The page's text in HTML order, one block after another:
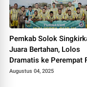
Pemkab Solok
Juara Bertahan, Lolos
Dramatis ke Perempat
Piala Wali Kota Padang
Augustus 04, 2025